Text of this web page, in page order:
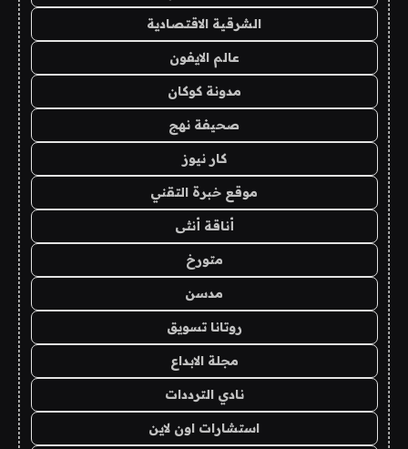
الشرقية الاقتصادية
عالم الايفون
مدونة كوكان
صحيفة نهج
كار نيوز
موقع خبرة التقني
أناقة أنثى
متورخ
مدسن
روتانا تسويق
مجلة الابداع
نادي الترددات
استشارات اون لاين